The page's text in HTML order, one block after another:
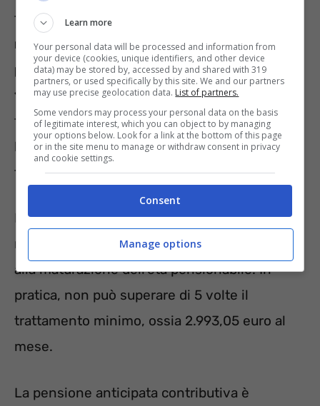
fondamentale condizione, ossia la
maturazione di un assegno pensionistico
pari almeno a 3 volte l’assegno sociale, cioè
1.603,23 euro al mese. Per le donne con un
figlio, tale requisito scende a 2,8 volte
l’Assegno Sociale, mentre per quelle con più
figli a 2,6 volte.
Da quest’anno, è stato introdotto un limite
massimo per l’ammontare della pensione, fino
alla maturazione dell’età pensionabile. In
pratica, non può superare di 5 volte il
trattamento minimo, ossia 2.993,05 euro al
mese.
La pensione anticipata contributiva è
Learn more
Your personal data will be processed and information from
your device (cookies, unique identifiers, and other device
data) may be stored by, accessed by and shared with 319
partners, or used specifically by this site. We and our partners
may use precise geolocation data. List of partners.
Some vendors may process your personal data on the basis
of legitimate interest, which you can object to by managing
your options below. Look for a link at the bottom of this page
or in the site menu to manage or withdraw consent in privacy
and cookie settings.
Consent
Manage options